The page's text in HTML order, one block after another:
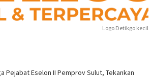
Logo Detikgo kecil
Pejabat Eselon II Pemprov Sulut, Tekankan